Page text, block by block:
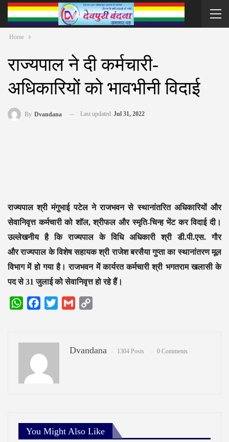
Home
राज्यपाल ने दी कर्मचारी-
अधिकारियों को भावभीनी विदाई
By Dvandana Last updated Jul 31, 2022
राज्यपाल श्री मंगुभाई पटेल ने राजभवन से स्थानांतरित अधिकारियों और
सेवानिवृत्त कर्मचारी को शॉल, श्रीफल और स्मृति-चिन्ह भेंट कर विदाई दी।
उल्लेखनीय है कि राज्यपाल के विधि अधिकारी श्री डी.पी.एस. गौर
औरराज्यपाल के विशेष सहायक श्री राजेश बरसैया गुप्ता का स्थानांतरण मूल
विभाग में हो गया है। राजभवन में कार्यरत कर्मचारी श्री भगतराम खलासी के
पद से 31 जुलाई को सेवानिवृत्त हो रहे हैं।
WhatsAppFacebook
Twitter Gmail
Dvandana 1304 Posts 0 Comments
You Might Also Like